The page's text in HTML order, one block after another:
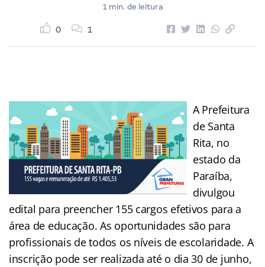
1 min. de leitura
0 1
A Prefeitura
de Santa
Rita, no
estado da
Paraíba,
divulgou
edital para preencher 155 cargos efetivos para a
área de educação. As oportunidades são para
profissionais de todos os níveis de escolaridade. A
inscrição pode ser realizada até o dia 30 de junho,